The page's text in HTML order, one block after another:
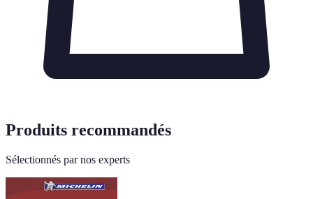
Produits recommandés
Sélectionnés par nos experts